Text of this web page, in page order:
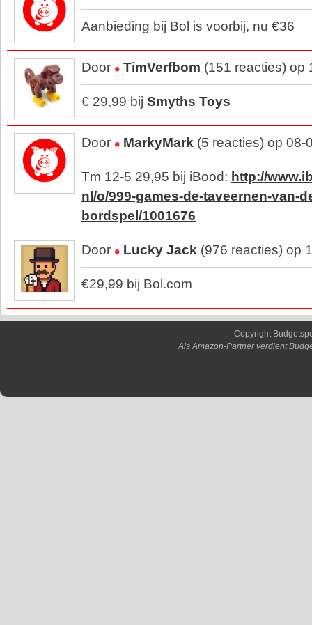
Aanbieding bij Bol is voorbij, nu €36
Door TimVerfbom (151 reacties) op
€ 29,99 bij Smyths Toys
Door MarkyMark (5 reacties) op 08-
Tm 12-5 29,95 bij iBood: http://
nl/o/999-games-de-taveernen-van-
bordspel/1001676
Door Lucky Jack (976 reacties) op
€29,99 bij Bol.com
Copyright
Als Amazon-Partner verdient